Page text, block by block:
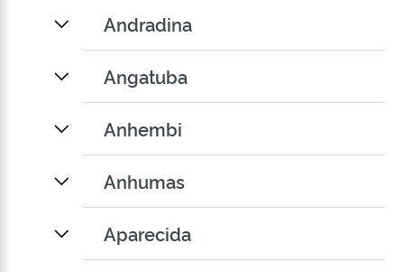
Andradina
Angatuba
Anhembi
Anhumas
Aparecida